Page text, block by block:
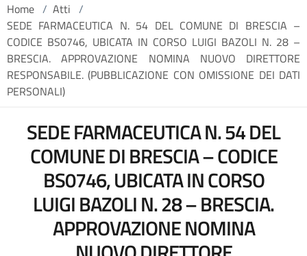
Home / Atti /
SEDE FARMACEUTICA N. 54 DEL COMUNE DI BRESCIA –
CODICE BS0746, UBICATA IN CORSO LUIGI BAZOLI N. 28 –
BRESCIA. APPROVAZIONE NOMINA NUOVO DIRETTORE
RESPONSABILE. (PUBBLICAZIONE CON OMISSIONE DEI DATI
PERSONALI)
SEDE FARMACEUTICA N. 54 DEL
COMUNE DI BRESCIA – CODICE
BS0746, UBICATA IN CORSO
LUIGI BAZOLI N. 28 – BRESCIA.
APPROVAZIONE NOMINA